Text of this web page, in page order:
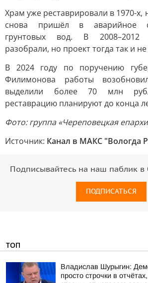
Храм уже реставрировали в 1970-х,
снова пришёл в аварийное
грунтовых вод. В 2008–2012
разобрали, но проект тогда так и
В 2024 году по поручению
Филимонова работы
выделили более 70 млн
реставрацию планируют до конца
Фото: группа «Череповецкая
Источник: Канал в МАКС "Вологда
Подписывайтесь на наш паблик в
ПОДПИСАТЬСЯ
ТОП
Владислав Шурыгин:
просто строчки в